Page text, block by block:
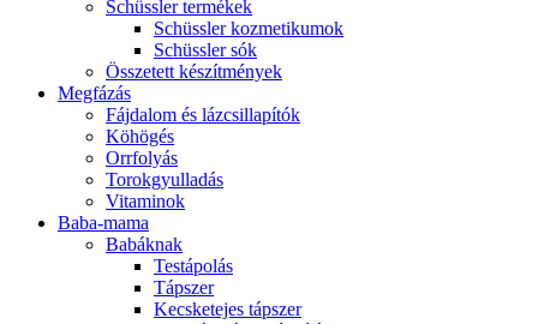
Schüssler termékek
Schüssler kozmetikumok
Schüssler sók
Összetett készítmények
Megfázás
Fájdalom és lázcsillapítók
Köhögés
Orrfolyás
Torokgyulladás
Vitaminok
Baba-mama
Babáknak
Testápolás
Tápszer
Kecsketejes tápszer